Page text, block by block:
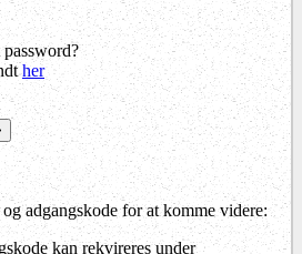
her
adgangskode for at komme videre:
kan rekvireres under